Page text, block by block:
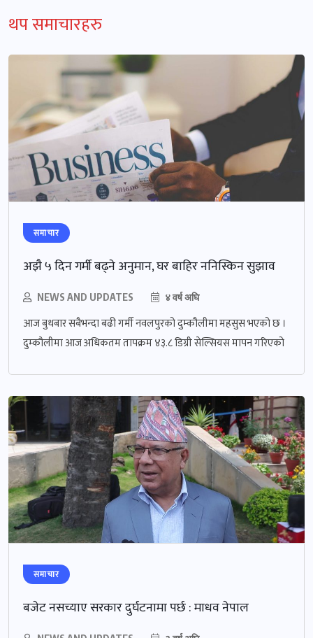
थप समाचारहरु
समाचार
अझै ५ दिन गर्मी बढ्ने अनुमान, घर बाहिर ननिस्किन सुझाव
NEWS AND UPDATES ४ वर्ष अघि
आज बुधबार सबैभन्दा बढी गर्मी नवलपुरको दुम्कौलीमा महसुस भएको छ ।
दुम्कौलीमा आज अधिकतम तापक्रम ४३.८ डिग्री सेल्सियस मापन गरिएको
समाचार
बजेट नसच्याए सरकार दुर्घटनामा पर्छ : माधव नेपाल